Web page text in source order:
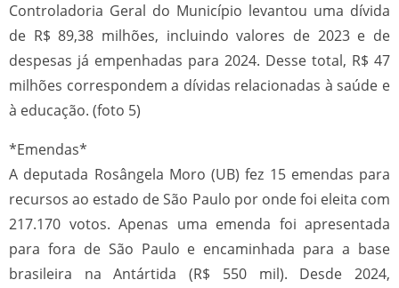
Controladoria Geral do Município levantou uma dívida
de R$ 89,38 milhões, incluindo valores de 2023 e de
despesas já empenhadas para 2024. Desse total, R$ 47
milhões correspondem a dívidas relacionadas à saúde e
à educação. (foto 5)
*Emendas*
A deputada Rosângela Moro (UB) fez 15 emendas para
recursos ao estado de São Paulo por onde foi eleita com
217.170 votos. Apenas uma emenda foi apresentada
para fora de São Paulo e encaminhada para a base
brasileira na Antártida (R$ 550 mil). Desde 2024,